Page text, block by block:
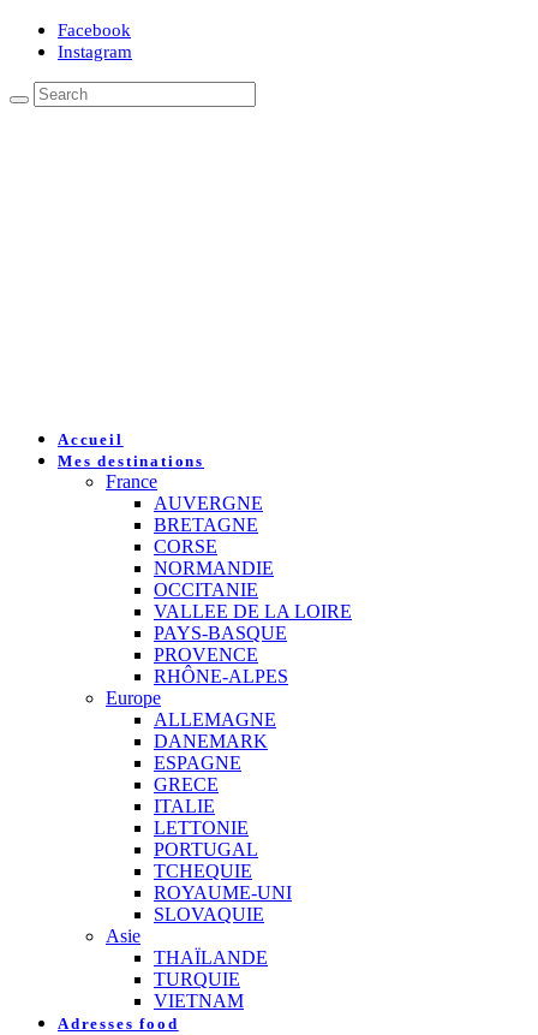
Facebook
Instagram
Accueil
Mes destinations
France
AUVERGNE
BRETAGNE
CORSE
NORMANDIE
OCCITANIE
VALLEE DE LA LOIRE
PAYS-BASQUE
PROVENCE
RHÔNE-ALPES
Europe
ALLEMAGNE
DANEMARK
ESPAGNE
GRECE
ITALIE
LETTONIE
PORTUGAL
TCHEQUIE
ROYAUME-UNI
SLOVAQUIE
Asie
THAÏLANDE
TURQUIE
VIETNAM
Adresses food